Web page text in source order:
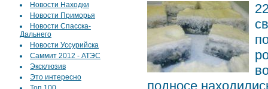
Новости Находки
Новости Приморья
Новости Спасска-
Дальнего
Новости Уссурийска
Саммит 2012 - АТЭС
Эксклюзив
Это интересно
подносе